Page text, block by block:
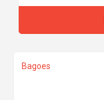
Bagoes